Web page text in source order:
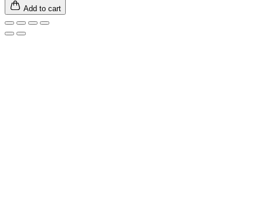
Add to cart